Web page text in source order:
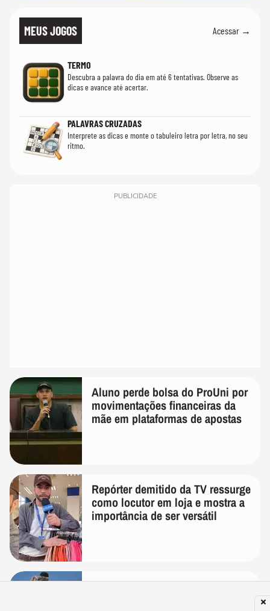
MEUS JOGOS Acessar →
TERMO
Descubra a palavra do dia em até 6 tentativas. Observe as
dicas e avance até acertar.
PALAVRAS CRUZADAS
Interprete as dicas e monte o tabuleiro letra por letra, no seu
ritmo.
PUBLICIDADE
Aluno perde bolsa do ProUni por
movimentações financeiras da
mãe em plataformas de apostas
Repórter demitido da TV ressurge
como locutor em loja e mostra a
importância de ser versátil
Em meio as negociações com o